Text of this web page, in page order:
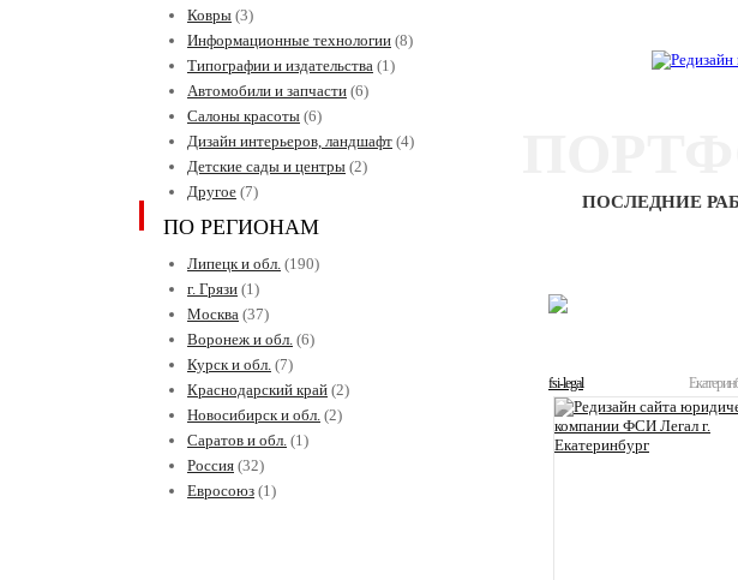
Ковры (3)
Информационные технологии (8)
Типографии и издательства (1)
Автомобили и запчасти (6)
Салоны красоты (6)
Дизайн интерьеров, ландшафт (4)
Детские сады и центры (2)
Другое (7)
ПО РЕГИОНАМ
Липецк и обл. (190)
г. Грязи (1)
Москва (37)
Воронеж и обл. (6)
Курск и обл. (7)
Краснодарский край (2)
Новосибирск и обл. (2)
Саратов и обл. (1)
Россия (32)
Евросоюз (1)
ПОСЛЕДНИЕ
fsi-legal